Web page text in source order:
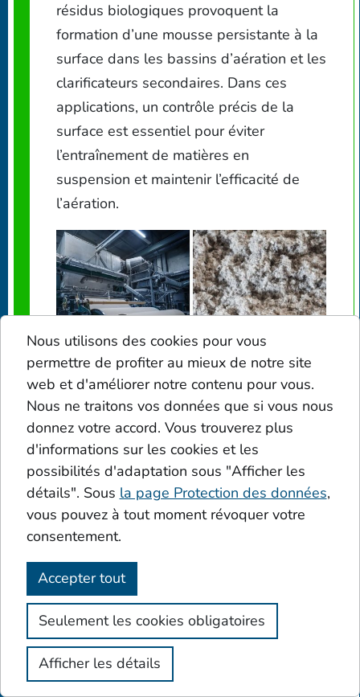
résidus biologiques provoquent la
formation d’une mousse persistante à la
surface dans les bassins d’aération et les
clarificateurs secondaires. Dans ces
applications, un contrôle précis de la
surface est essentiel pour éviter
l’entraînement de matières en
suspension et maintenir l’efficacité de
l’aération.
Dans les eaux industrielles de circulation
et de procédé – par exemple dans
l’industrie du papier et de la pâte à
papier ou dans les effluents fortement
chargés en matières organiques – la
mousse peut perturber la
déshydratation, la sédimentation et la
qualité de l’effluent. Nos agents
antimousse KEBOSPUM® intelligents
offrent des solutions compatibles avec
les procédés, biodégradables et à faible
impact environnemental, tout en
garantissant une excellente efficacité de
Nous utilisons des cookies pour vous
permettre de profiter au mieux de notre site
web et d'améliorer notre contenu pour vous.
Nous ne traitons vos données que si vous nous
donnez votre accord. Vous trouverez plus
d'informations sur les cookies et les
possibilités d'adaptation sous "Afficher les
détails". Sous la page Protection des données,
vous pouvez à tout moment révoquer votre
consentement.
Accepter tout
Seulement les cookies obligatoires
Afficher les détails